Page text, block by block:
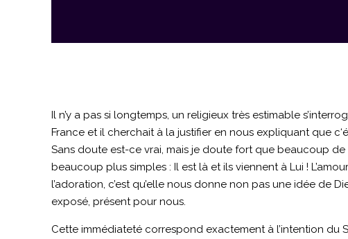
Il n’y a pas si longtemps, un religieux très estimable
France et il cherchait à la justifier en nous expliquant que
Sans doute est-ce vrai, mais je doute fort que beaucoup
beaucoup plus simples : Il est là et ils viennent à Lui !
l’adoration, c’est qu’elle nous donne non pas une idée de
exposé, présent pour nous.
Cette immédiateté correspond exactement à l’intention du